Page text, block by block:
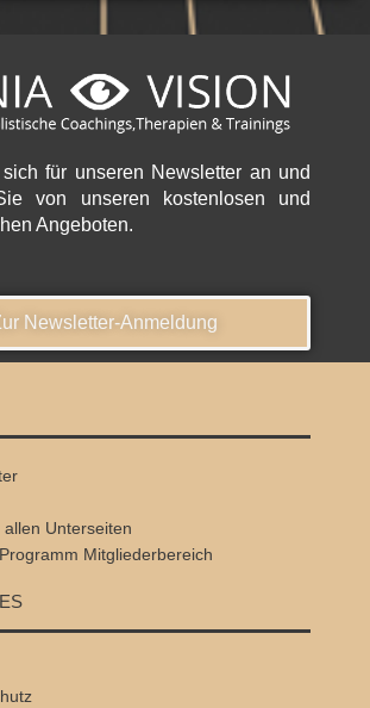
für unseren Newsletter an und
von unseren kostenlosen und
Angeboten.
Newsletter-Anmeldung
allen Unterseiten
Mitgliederbereich